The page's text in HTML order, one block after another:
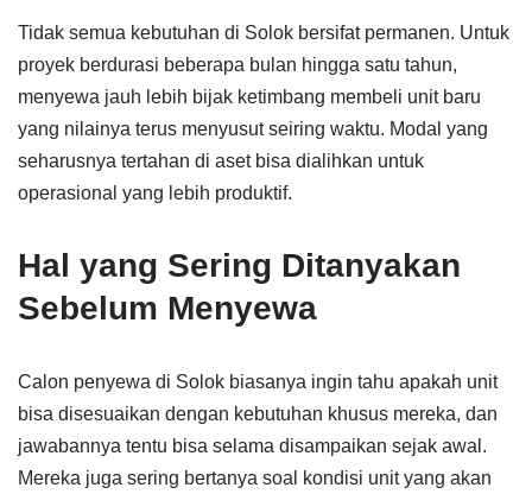
Tidak semua kebutuhan di Solok bersifat permanen. Untuk
proyek berdurasi beberapa bulan hingga satu tahun,
menyewa jauh lebih bijak ketimbang membeli unit baru
yang nilainya terus menyusut seiring waktu. Modal yang
seharusnya tertahan di aset bisa dialihkan untuk
operasional yang lebih produktif.
Hal yang Sering Ditanyakan
Sebelum Menyewa
Calon penyewa di Solok biasanya ingin tahu apakah unit
bisa disesuaikan dengan kebutuhan khusus mereka, dan
jawabannya tentu bisa selama disampaikan sejak awal.
Mereka juga sering bertanya soal kondisi unit yang akan